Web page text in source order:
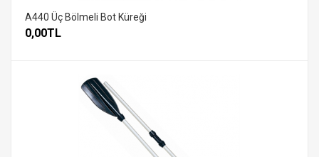
A440 Üç Bölmeli Bot Küreği
0,00TL